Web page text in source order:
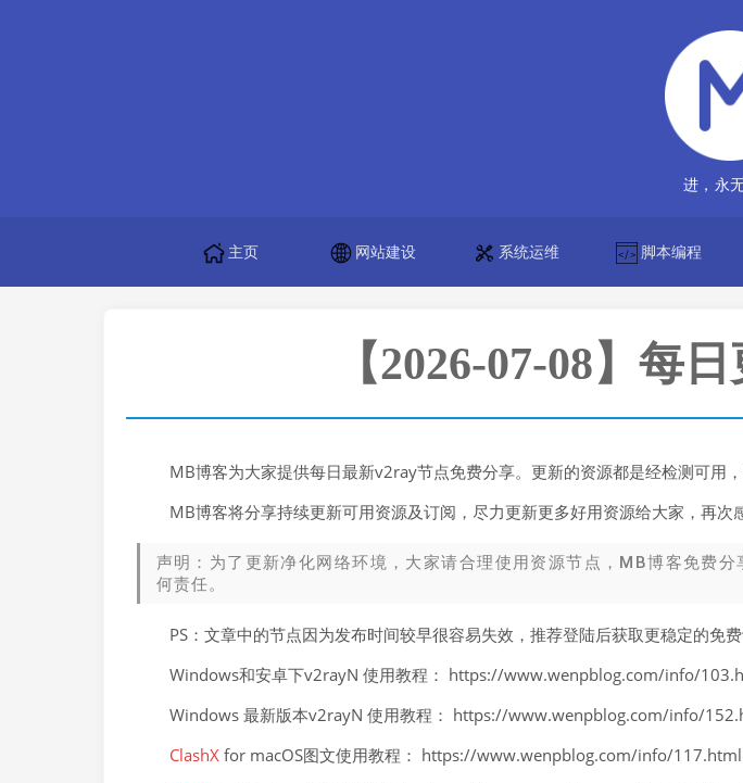
进，永
主页 网站建设 系统运维 脚本编程
【2026-07-08】每
MB博客为大家提供每日最新v2ray节点免费分享。更新的资源都是经检测可用，
MB博客将分享持续更新可用资源及订阅，尽力更新更多好用资源给大家，再次
声明：为了更新净化网络环境，大家请合理使用资源节点，MB博客免费
何责任。
PS：文章中的节点因为发布时间较早很容易失效，推荐登陆后获取更稳定的免
Windows和安卓下v2rayN 使用教程： https://www.wenpblog.com/info/
Windows 最新版本v2rayN 使用教程： https://www.wenpblog.com/info/
ClashXfor macOS图文使用教程： https://www.wenpblog.com/info/117.html